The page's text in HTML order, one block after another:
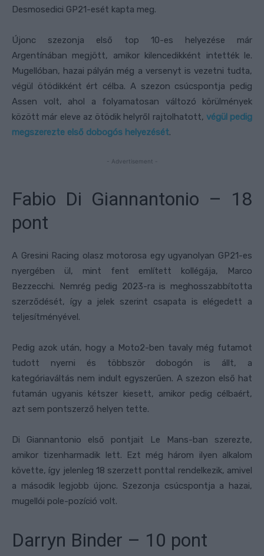
Desmosedici GP21-esét kapta meg.
Újonc szezonja első top 10-es helyezése már
Argentínában megjött, amikor kilencedikként intették le.
Mugellóban, hazai pályán még a versenyt is vezetni tudta,
végül ötödikként ért célba. A szezon csúcspontja pedig
Assen volt, ahol a folyamatosan változó körülmények
között már eleve az ötödik helyről rajtolhatott, végül pedig
megszerezte első dobogós helyezését.
- Advertisement -
Fabio Di Giannantonio – 18
pont
A Gresini Racing olasz motorosa egy ugyanolyan GP21-es
nyergében ül, mint fent említett kollégája, Marco
Bezzecchi. Nemrég pedig 2023-ra is meghosszabbította
szerződését, így a jelek szerint csapata is elégedett a
teljesítményével.
Pedig azok után, hogy a Moto2-ben tavaly még futamot
tudott nyerni és többször dobogón is állt, a
kategóriaváltás nem indult egyszerűen. A szezon első hat
futamán ugyanis kétszer kiesett, amikor pedig célbaért,
azt sem pontszerző helyen tette.
Di Giannantonio első pontjait Le Mans-ban szerezte,
amikor tizenharmadik lett. Ezt még három ilyen alkalom
követte, így jelenleg 18 szerzett ponttal rendelkezik, amivel
a második legjobb újonc. Szezonja csúcspontja a hazai,
mugellói pole-pozíció volt.
Darryn Binder – 10 pont